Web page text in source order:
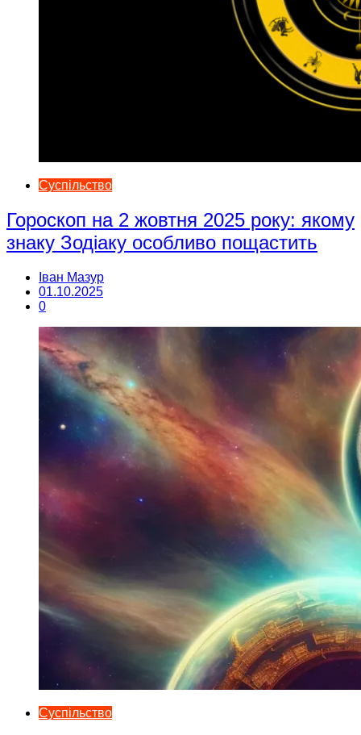
Суспільство
Гороскоп на 2 жовтня 2025 року: якому
знаку Зодіаку особливо пощастить
Іван Мазур
01.10.2025
0
Суспільство